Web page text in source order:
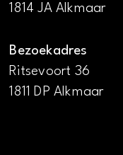
1814 JA Alkmaar
Bezoekadres
Ritsevoort 36
1811 DP Alkmaar